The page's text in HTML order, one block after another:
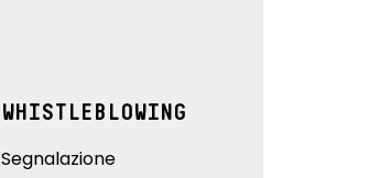
WHISTLEBLOWING
Segnalazione